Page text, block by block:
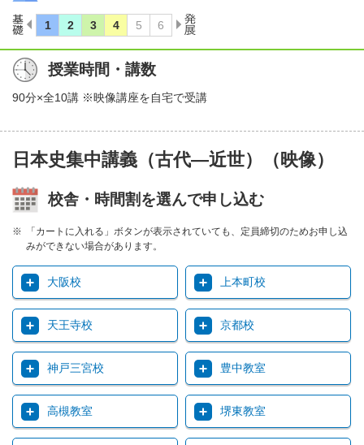
授業時間・講数
90分×全10講 ※映像講座を自宅で受講
日本史集中講義（古代―近世）（映像）
校舎・時間割を選んで申し込む
「カートに入れる」ボタンが表示されていても、定員締切のためお申し込
みができない場合があります。
大阪校 上本町校
天王寺校 京都校
神戸三宮校 豊中教室
高槻教室 堺東教室